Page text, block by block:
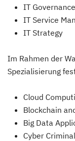
IT
IT Service
IT Strategy
Im Rahmen der
Spezialisierung
Cloud
Blockchain
Big Data
Cyber